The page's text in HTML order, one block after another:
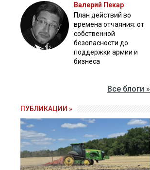
Валерий Пекар
План действий во
времена отчаяния: от
собственной
безопасности до
поддержки армии и
бизнеса
Все блоги »
ПУБЛИКАЦИИ »